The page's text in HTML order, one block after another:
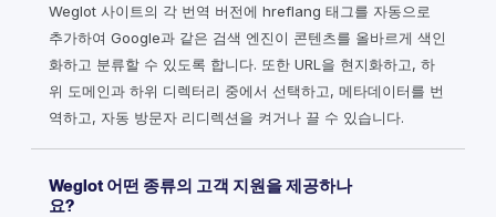
Weglot 사이트의 각 번역 버전에 hreflang 태그를 자동으로
추가하여 Google과 같은 검색 엔진이 콘텐츠를 올바르게 색인
화하고 분류할 수 있도록 합니다. 또한 URL을 현지화하고, 하
위 도메인과 하위 디렉터리 중에서 선택하고, 메타데이터를 번
역하고, 자동 방문자 리디렉션을 켜거나 끌 수 있습니다.
Weglot 어떤 종류의 고객 지원을 제공하나
요?